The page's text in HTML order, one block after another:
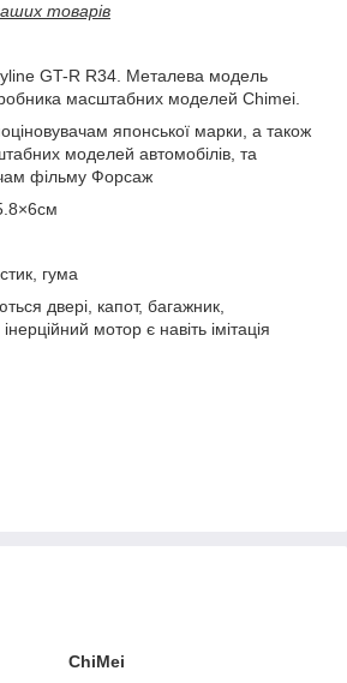
товарів
GT-R R34. Металева модель
масштабних моделей Chimei.
японської марки, а також
моделей автомобілів, та
фільму Форсаж
гума
двері, капот, багажник,
мотор є навіть імітація
ChiMei